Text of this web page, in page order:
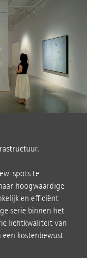
-spots te
hoogwaardige
en efficiënt
serie binnen het
lichtkwaliteit van
kostenbewust